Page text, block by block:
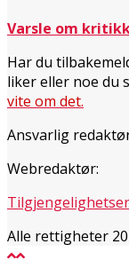
Varsle om
Har du
liker eller noe du
vite om det.
Ansvarlig
Webredaktør:
Alle rettigheter